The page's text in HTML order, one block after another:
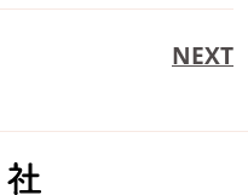
NEXT